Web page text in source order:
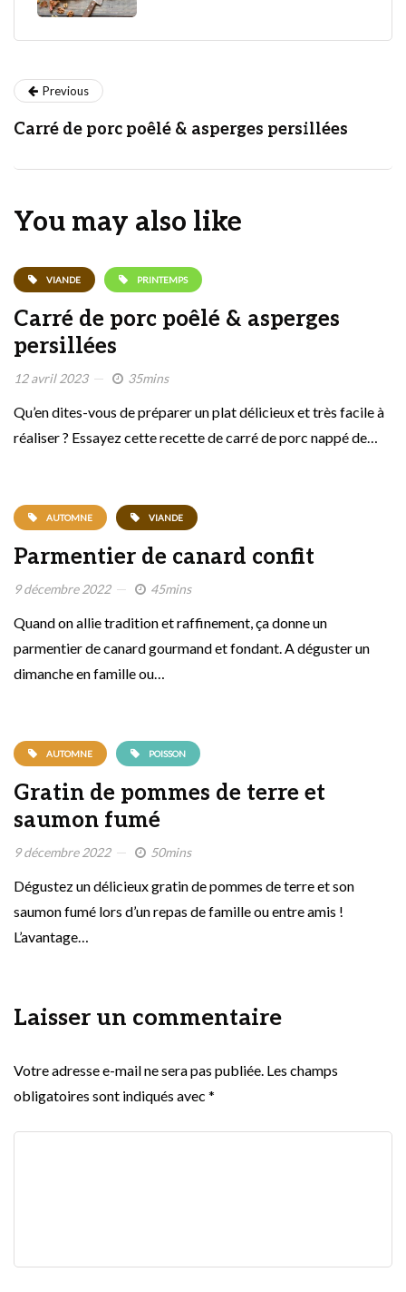
Previous
Carré de porc poêlé & asperges persillées
You may also like
VIANDE PRINTEMPS
Carré de porc poêlé & asperges
persillées
12 avril 2023 35mins
Qu’en dites-vous de préparer un plat délicieux et très facile à
réaliser ? Essayez cette recette de carré de porc nappé de…
AUTOMNE VIANDE
Parmentier de canard confit
9 décembre 2022 45mins
Quand on allie tradition et raffinement, ça donne un
parmentier de canard gourmand et fondant. A déguster un
dimanche en famille ou…
AUTOMNE POISSON
Gratin de pommes de terre et
saumon fumé
9 décembre 2022 50mins
Dégustez un délicieux gratin de pommes de terre et son
saumon fumé lors d’un repas de famille ou entre amis !
L’avantage…
Laisser un commentaire
Votre adresse e-mail ne sera pas publiée. Les champs
obligatoires sont indiqués avec *